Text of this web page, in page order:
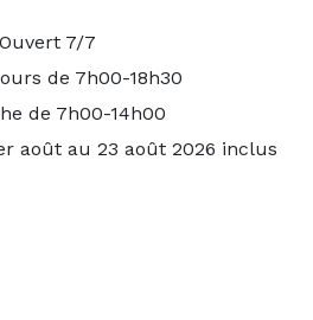
Ouvert 7/7
de 7h00-18h30
de 7h00-14h00
août au 23 août 2026 inclus